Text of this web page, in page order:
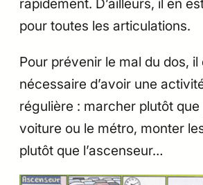
rapidement. D’ailleurs, il en
pour toutes les articulations.
Pour prévenir le mal du dos, il
nécessaire d’avoir une
régulière : marcher plutôt
voiture ou le métro, monter
plutôt que l’ascenseur…